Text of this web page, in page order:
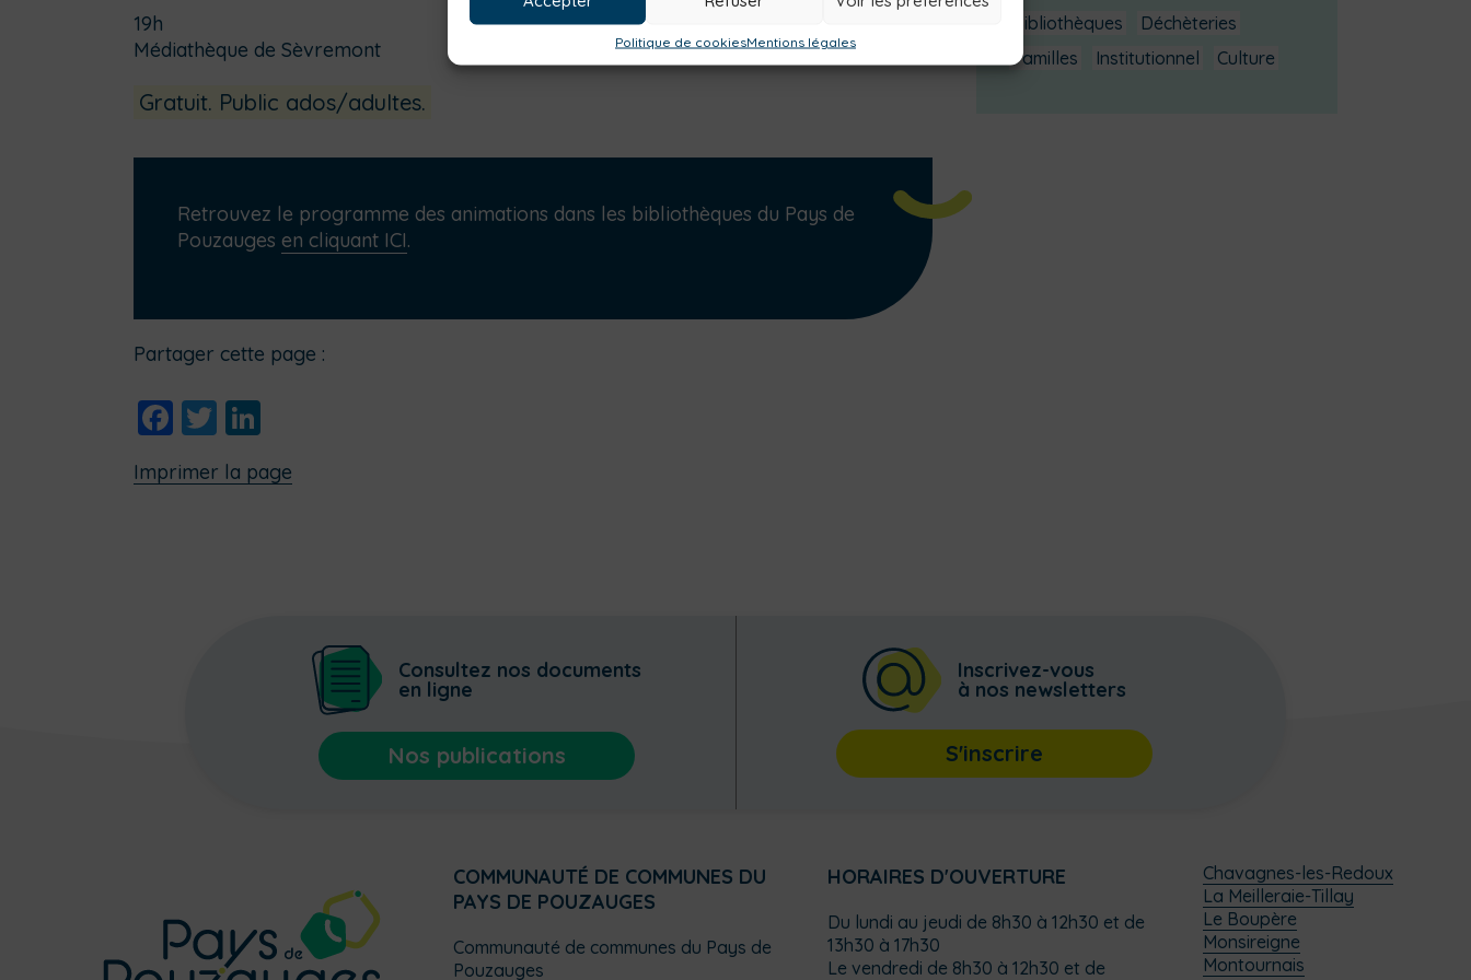
Politique de cookiesMentions légales
19h
Médiathèque de Sèvremont
Gratuit. Public ados/adultes.
Retrouvez le programme des animations dans les bibliothèques du Pays de
Pouzauges en cliquant ICI.
Partager cette page :
Facebook
Twitter
Imprimer la page
Bibliothèques
Déchèteries
Familles
Institutionnel Culture
Consultez nos documents
en ligne
Nos publications
Inscrivez-vous
à nos newsletters
S'inscrire
COMMUNAUTÉ DE COMMUNES DU
PAYS DE POUZAUGES
Communauté de communes du Pays de
Pouzauges
HORAIRES D'OUVERTURE
Du lundi au jeudi de 8h30 à 12h30 et de
13h30 à 17h30
Le vendredi de 8h30 à 12h30 et de
Chavagnes-les-Redoux
La Meilleraie-Tillay
Le Boupère
Monsireigne
Montournais